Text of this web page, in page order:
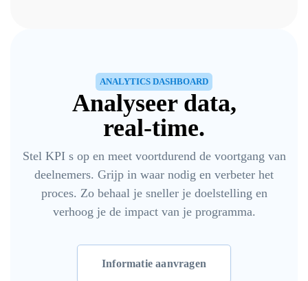
ANALYTICS DASHBOARD
Analyseer data,
real-time.
Stel KPI s op en meet voortdurend de voortgang van
deelnemers. Grijp in waar nodig en verbeter het
proces. Zo behaal je sneller je doelstelling en
verhoog je de impact van je programma.
Informatie aanvragen